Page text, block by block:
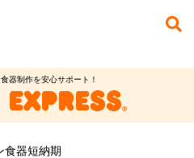
器制作を安心サポート！
食器短納期